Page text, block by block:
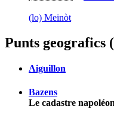
(lo) Meinòt
Punts geografics
Aiguillon
Bazens
Le cadastre